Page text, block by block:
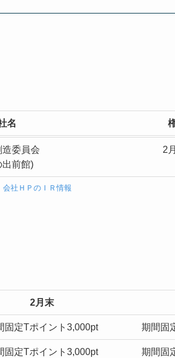
名
委員会
出前館)
2
会社ＨＰのＩＲ情報
2月末
固定Tポイント3,000pt 期間固
固定Tポイント3,000pt 期間固